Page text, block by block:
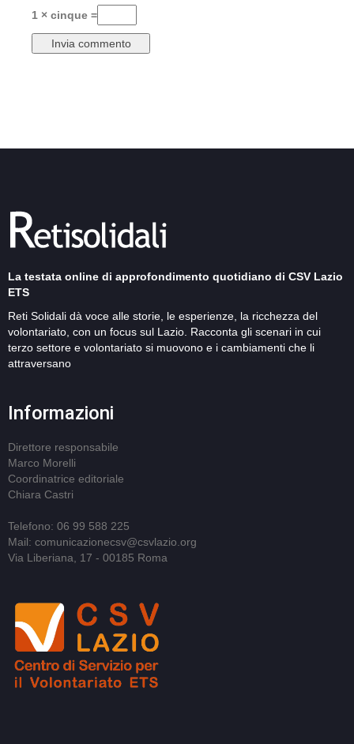
1 × cinque =
La testata online di approfondimento quotidiano di CSV Lazio
ETS
Reti Solidali dà voce alle storie, le esperienze, la ricchezza del
volontariato, con un focus sul Lazio. Racconta gli scenari in cui
terzo settore e volontariato si muovono e i cambiamenti che li
attraversano
Informazioni
Direttore responsabile
Marco Morelli
Coordinatrice editoriale
Chiara Castri
Telefono: 06 99 588 225
Mail: comunicazionecsv@csvlazio.org
Via Liberiana, 17 - 00185 Roma